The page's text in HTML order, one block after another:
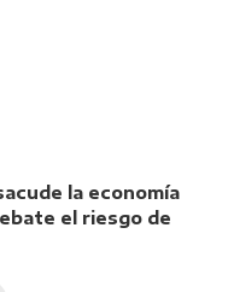
la economía
el riesgo de